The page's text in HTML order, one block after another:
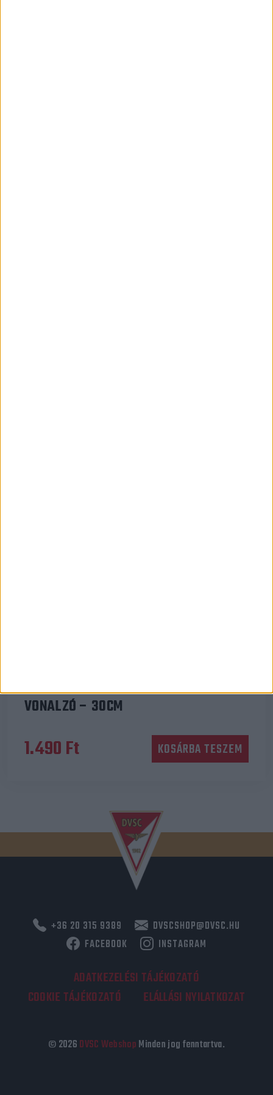
VONALZÓ – 30CM
1.490Ft KOSÁRBA TESZEM
+36 20 315 9389
DVSCSHOP@DVSC.HU
FACEBOOK
INSTAGRAM
ADATKEZELÉSI TÁJÉKOZATÓ
COOKIE TÁJÉKOZATÓ
ELÁLLÁSI NYILATKOZAT
© 2026DVSC WebshopMinden jog fenntartva.